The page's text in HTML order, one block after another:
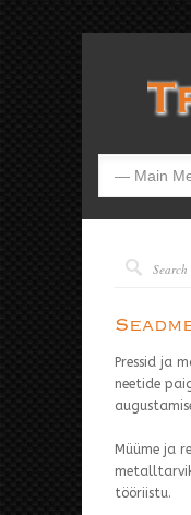
Pressid ja
neetide
Müüme ja
tööriistu.